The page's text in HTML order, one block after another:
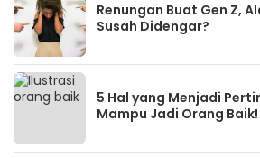
Renungan Buat Gen Z,
Susah Didengar?
5 Hal yang Menjadi
Mampu Jadi Orang Baik!